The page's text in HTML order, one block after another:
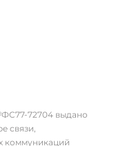
72704 выдано
связи,
коммуникаций